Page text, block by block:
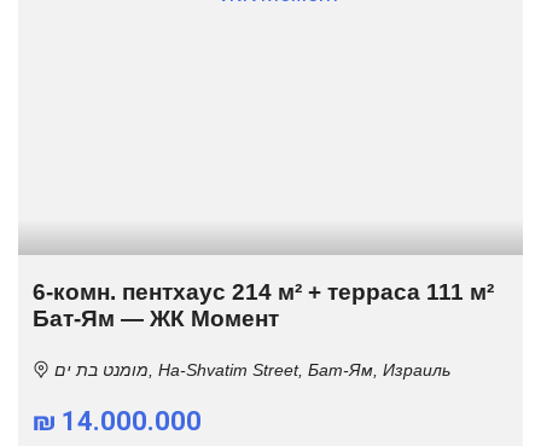
6-комн. пентхаус 214 м² + терраса 111 м²
Бат-Ям — ЖК Момент
מומנט בת ים, Ha-Shvatim Street, Бат-Ям, Израиль
₪ 14.000.000